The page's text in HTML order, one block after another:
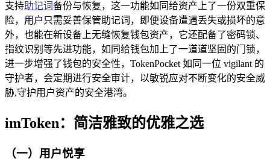
支持助记词备份与恢复，这一功能如同给资产上了一份双重保
险，用户只需妥善保管助记词，即便设备遭遇丢失或损坏的意
外，也能在新设备上无缝恢复钱包资产，它还配备了密码锁、
指纹识别等先进功能，如同给钱包加上了一道道坚固的门锁，
进一步增强了钱包的安全性，TokenPocket 如同一位 vigilant 的
守护者，会定期进行安全审计，以敏锐应对不断变化的安全威
胁,守护用户资产的安全港湾。
imToken：简洁雅致的优雅之选
（一）用户悦享